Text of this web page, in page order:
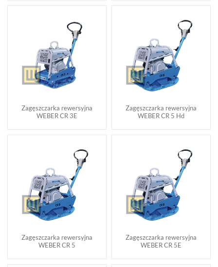
Zagęszczarka rewersyjna
WEBER CR 3E
Zagęszczarka rewersyjna
WEBER CR 5 Hd
Zagęszczarka rewersyjna
WEBER CR 5
Zagęszczarka rewersyjna
WEBER CR 5E